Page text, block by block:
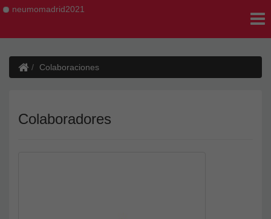
neumomadrid2021
Colaboraciones
Colaboradores